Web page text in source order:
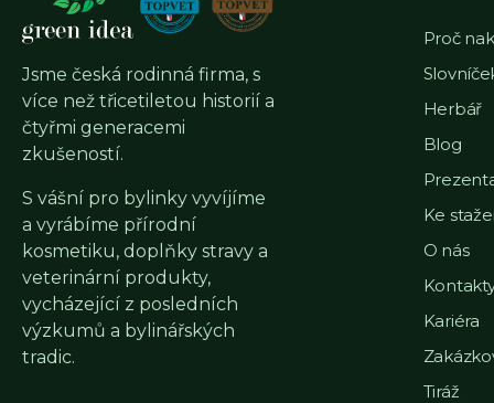
Jsme česká rodinná firma, s
více než třicetiletou historií a
čtyřmi generacemi
zkušeností.
S vášní pro bylinky vyvíjíme
a vyrábíme přírodní
kosmetiku, doplňky stravy a
veterinární produkty,
vycházející z posledních
výzkumů a bylinářských
tradic.
Proč
Herbář
Blog
Ke
O nás
Kariéra
Tiráž